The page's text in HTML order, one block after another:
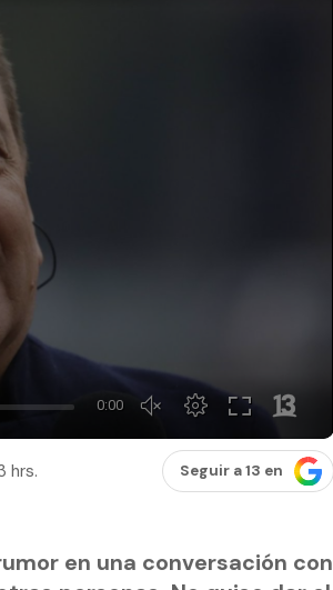
hrs. Seguir a 13 en
en una conversación con